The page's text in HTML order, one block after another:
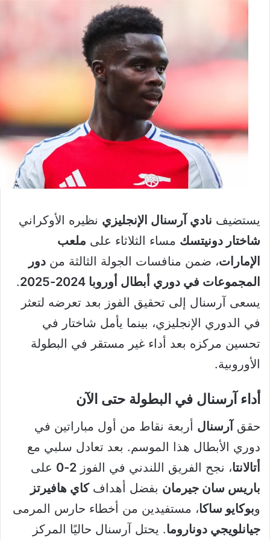
يستضيف نادي آرسنال الإنجليزي نظيره الأوكراني
شاختار دونيتسك مساء الثلاثاء على ملعب
الإمارات، ضمن منافسات الجولة الثالثة من دور
المجموعات في دوري أبطال أوروبا 2024-2025
.
يسعى آرسنال إلى تحقيق الفوز بعد تعرضه لتعثر
في الدوري الإنجليزي، بينما يأمل شاختار في
تحسين مركزه بعد أداء غير مستقر في البطولة
الأوروبية.
أداء آرسنال في البطولة حتى الآن
حقق آرسنال أربعة نقاط من أول مباراتين في
دوري الأبطال هذا الموسم. بعد تعادل سلبي مع
أتالانتا، نجح الفريق اللندني في الفوز 2-0
على
باريس سان جيرمان بفضل أهدافكاي هافيرتز
وبوكايو ساكا، مستفيدين من أخطاء حارس المرمى
جيانلويجي دوناروما. يحتل آرسنال حاليًا المركز